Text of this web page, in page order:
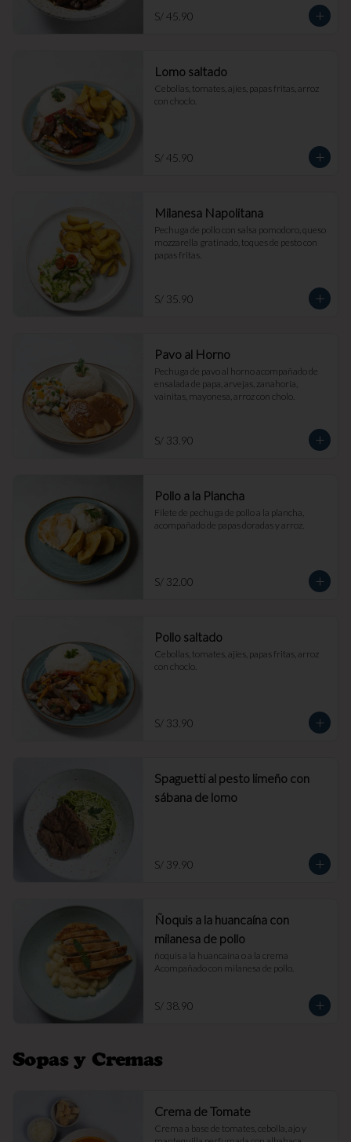
S/ 45.90
Lomo saltado
Cebollas, tomates, ajíes, papas fritas, arroz
con choclo.
S/ 45.90
Milanesa Napolitana
Pechuga de pollo con salsa pomodoro, queso
mozzarella gratinado, toques de pesto con
papas fritas.
S/ 35.90
Pavo al Horno
Pechuga de pavo al horno acompañado de
ensalada de papa, arvejas, zanahoria,
vainitas, mayonesa, arroz con cholo.
S/ 33.90
Pollo a la Plancha
Filete de pechuga de pollo a la plancha,
acompañado de papas doradas y arroz.
S/ 32.00
Pollo saltado
Cebollas, tomates, ajíes, papas fritas, arroz
con choclo.
S/ 33.90
Spaguetti al pesto limeño con
sábana de lomo
S/ 39.90
Ñoquis a la huancaína con
milanesa de pollo
ñoquis a la huancaína o a la crema
Acompañado con milanesa de pollo.
S/ 38.90
Sopas y Cremas
Crema de Tomate
Crema a base de tomates, cebolla, ajo y